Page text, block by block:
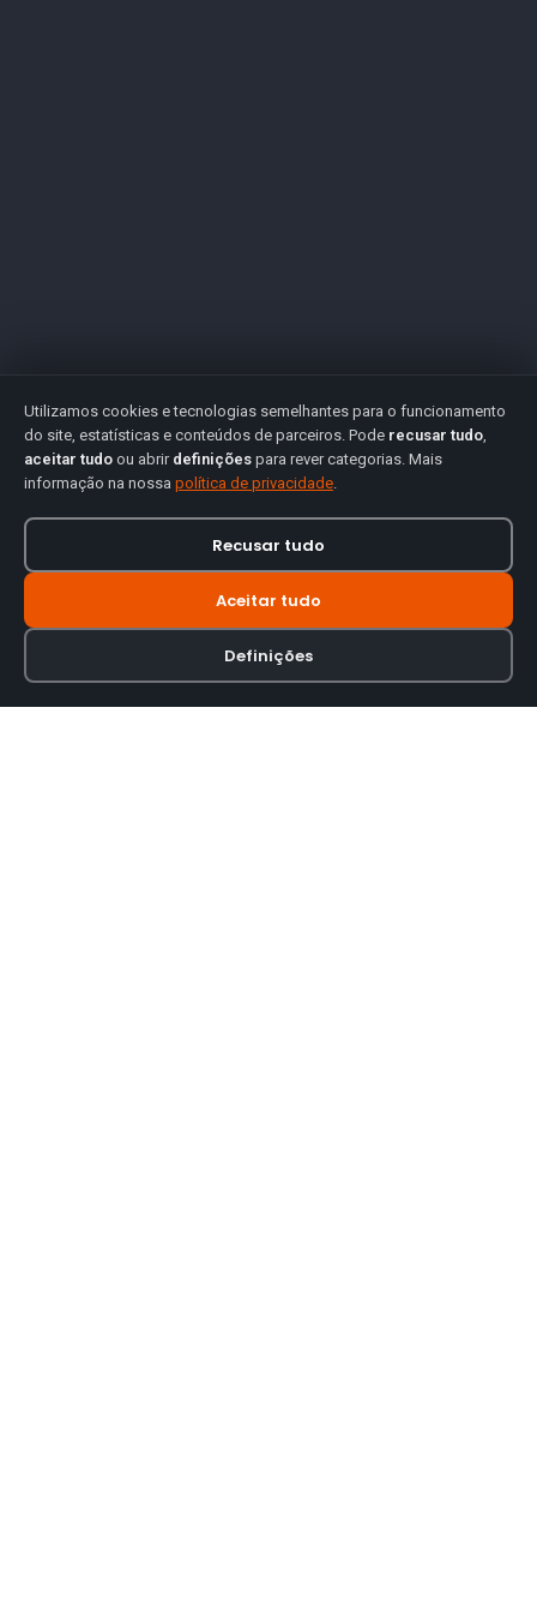
Utilizamos cookies e tecnologias semelhantes para o funcionamento
do site, estatísticas e conteúdos de parceiros. Pode recusar tudo,
aceitar tudo ou abrir definições para rever categorias. Mais
informação na nossa política de privacidade.
Recusar tudo
Aceitar tudo
Definições